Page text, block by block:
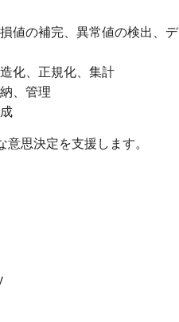
値の補完、異常値の検出、デ
化、正規化、集計
、管理
思決定を支援します。